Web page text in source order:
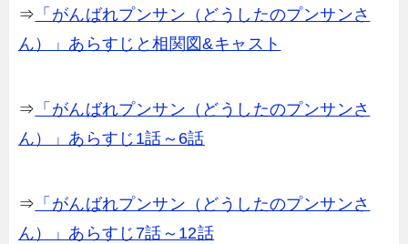
⇒ 「がんばれプンサン（どうしたのプンサンさ
ん）」あらすじと相関図&キャスト
⇒ 「がんばれプンサン（どうしたのプンサンさ
ん）」あらすじ1話～6話
⇒ 「がんばれプンサン（どうしたのプンサンさ
ん）」あらすじ7話～12話